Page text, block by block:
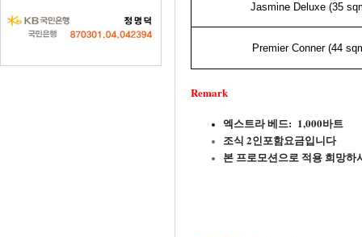
Jasmine Deluxe (35
Premier Conner (44
Remark
엑스트라 베드: 1,000바트
조식 2인포함요금입니다
본 프로모션으로 적용 희망